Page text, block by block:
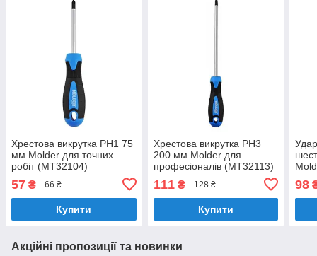
Хрестова викрутка PH1 75
мм Molder для точних
робіт (MT32104)
57 ₴ 66 ₴
Купити
Хрестова викрутка PH3
200 мм Molder для
професіоналів (MT32113)
111₴ 128 ₴
Купити
98
Акційні пропозиції та новинки